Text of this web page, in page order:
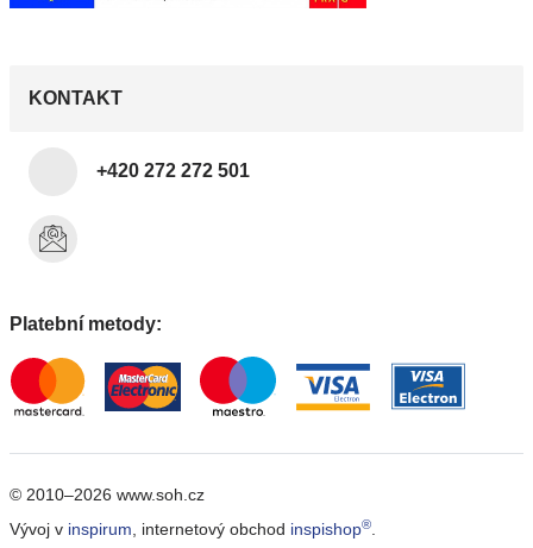
KONTAKT
+420 272 272 501
Platební metody:
© 2010–2026 www.soh.cz
Vývoj v inspirum , internetový obchod inspishop®